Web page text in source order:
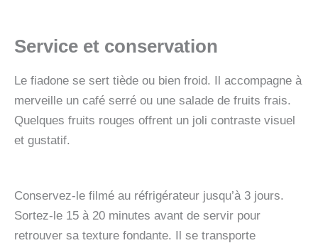
Service et conservation
Le fiadone se sert tiède ou bien froid. Il accompagne à
merveille un café serré ou une salade de fruits frais.
Quelques fruits rouges offrent un joli contraste visuel
et gustatif.
Conservez-le filmé au réfrigérateur jusqu’à 3 jours.
Sortez-le 15 à 20 minutes avant de servir pour
retrouver sa texture fondante. Il se transporte